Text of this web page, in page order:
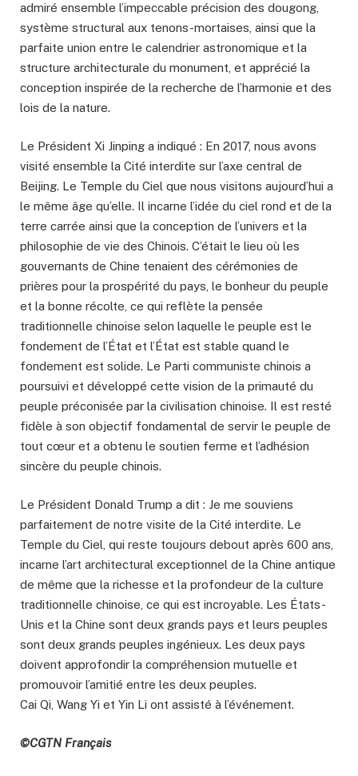
admiré ensemble l’impeccable précision des dougong,
système structural aux tenons-mortaises, ainsi que la
parfaite union entre le calendrier astronomique et la
structure architecturale du monument, et apprécié la
conception inspirée de la recherche de l’harmonie et des
lois de la nature.
Le Président Xi Jinping a indiqué : En 2017, nous avons
visité ensemble la Cité interdite sur l’axe central de
Beijing. Le Temple du Ciel que nous visitons aujourd’hui a
le même âge qu’elle. Il incarne l’idée du ciel rond et de la
terre carrée ainsi que la conception de l’univers et la
philosophie de vie des Chinois. C’était le lieu où les
gouvernants de Chine tenaient des cérémonies de
prières pour la prospérité du pays, le bonheur du peuple
et la bonne récolte, ce qui reflète la pensée
traditionnelle chinoise selon laquelle le peuple est le
fondement de l’État et l’État est stable quand le
fondement est solide. Le Parti communiste chinois a
poursuivi et développé cette vision de la primauté du
peuple préconisée par la civilisation chinoise. Il est resté
fidèle à son objectif fondamental de servir le peuple de
tout cœur et a obtenu le soutien ferme et l’adhésion
sincère du peuple chinois.
Le Président Donald Trump a dit : Je me souviens
parfaitement de notre visite de la Cité interdite. Le
Temple du Ciel, qui reste toujours debout après 600 ans,
incarne l’art architectural exceptionnel de la Chine antique
de même que la richesse et la profondeur de la culture
traditionnelle chinoise, ce qui est incroyable. Les États-
Unis et la Chine sont deux grands pays et leurs peuples
sont deux grands peuples ingénieux. Les deux pays
doivent approfondir la compréhension mutuelle et
promouvoir l’amitié entre les deux peuples.
Cai Qi, Wang Yi et Yin Li ont assisté à l’événement.
©CGTN Français